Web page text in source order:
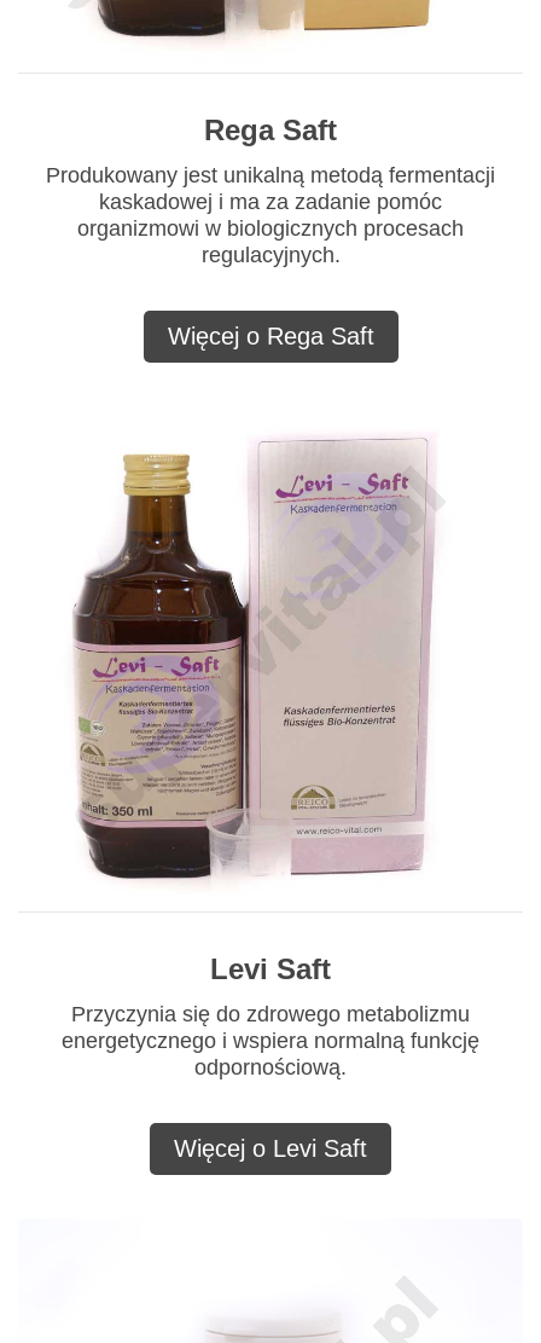
Rega Saft
Produkowany jest unikalną metodą fermentacji
kaskadowej i ma za zadanie pomóc
organizmowi w biologicznych procesach
regulacyjnych.
Więcej o Rega Saft
Levi Saft
Przyczynia się do zdrowego metabolizmu
energetycznego i wspiera normalną funkcję
odpornościową.
Więcej o Levi Saft